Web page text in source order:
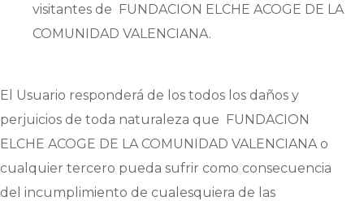
visitantes de FUNDACION ELCHE ACOGE DE LA
COMUNIDAD VALENCIANA.
El Usuario responderá de los todos los daños y
perjuicios de toda naturaleza que FUNDACION
ELCHE ACOGE DE LA COMUNIDAD VALENCIANAo
cualquier tercero pueda sufrir como consecuencia
del incumplimiento de cualesquiera de las